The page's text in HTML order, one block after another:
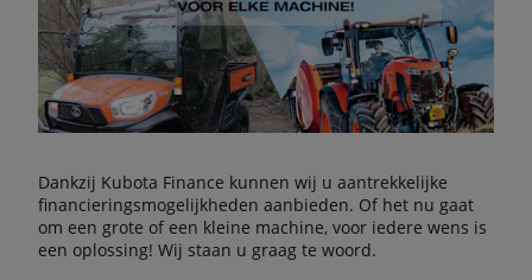
Dankzij Kubota Finance kunnen wij u aantrekkelijke
financieringsmogelijkheden aanbieden. Of het nu gaat
om een grote of een kleine machine, voor iedere wens is
een oplossing! Wij staan u graag te woord.